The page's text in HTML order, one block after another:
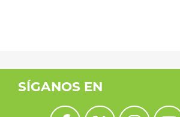
SÍGANOS EN